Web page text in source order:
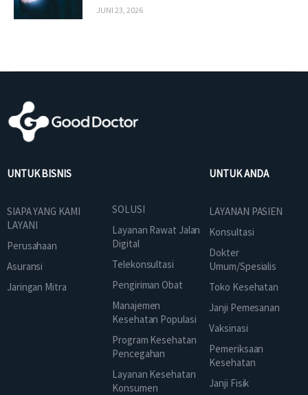
JUNI 23, 2026
UNTUK BISNIS
SIAPA YANG KAMI
LAYANI
Perusahaan
Asuransi
Jaringan Mitra
SOLUSI
Layanan Rawat Jalan
Digital
Telekonsultasi
Pengiriman Obat
Manajemen
Kesehatan Populasi
Program Kesehatan
Pencegahan
Layanan Kesehatan
Konsumen
UNTUK ANDA
LAYANAN PASIEN
Konsultasi
Dokter
Umum/Spesialis
Toko Kesehatan
Janji Pemesanan
Vaksinasi
Pemeriksaan
Kesehatan
Janji Fisik